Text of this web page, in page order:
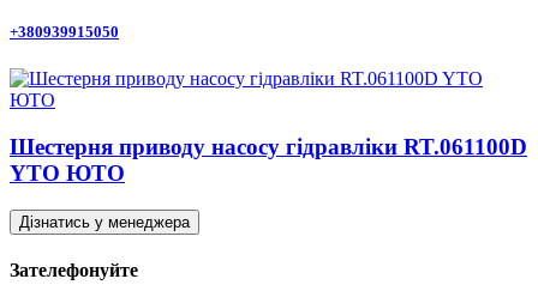
+380939915050
Шестерня приводу насосу гідравліки RT.061100D
YTO ЮТО
Дізнатись у менеджера
Зателефонуйте